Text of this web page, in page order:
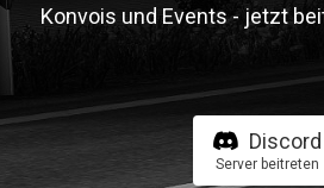
Konvois und Events - jetzt
Discord
Server beitreten